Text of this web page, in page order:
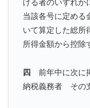
げる者のいずれか
当該各号に定める
いて算定した総所
所得金額から控除
四
前年中に次に
納税義務者 その